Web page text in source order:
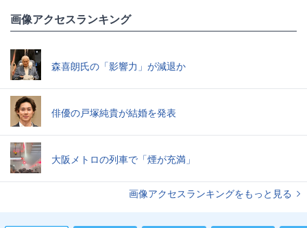
画像アクセスランキング
森喜朗氏の「影響力」が減退か
俳優の戸塚純貴が結婚を発表
大阪メトロの列車で「煙が充満」
画像アクセスランキングをもっと見る